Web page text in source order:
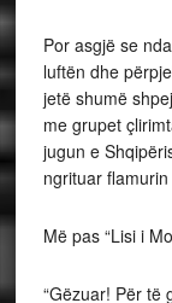
Por asgjë se
luftën dhe
jetë shumë
me grupet
jugun e
ngrituar
Më pas “Lisi i
“Gëzuar! Për të